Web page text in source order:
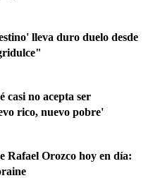
lleva duro duelo desde
casi no acepta ser
rico, nuevo pobre'
Rafael Orozco hoy en día: